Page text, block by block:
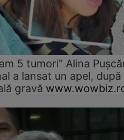
5 tumori” Alina
a lansat un apel, după
gravă